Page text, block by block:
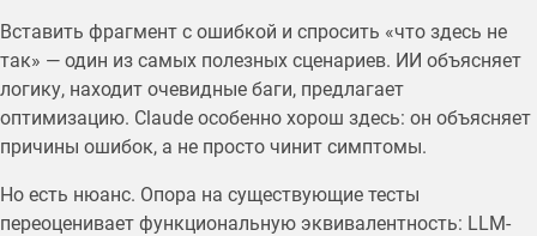
Вставить фрагмент с ошибкой и спросить «что здесь не
так» — один из самых полезных сценариев. ИИ объясняет
логику, находит очевидные баги, предлагает
оптимизацию. Claude особенно хорош здесь: он объясняет
причины ошибок, а не просто чинит симптомы.
Но есть нюанс. Опора на существующие тесты
переоценивает функциональную эквивалентность: LLM-